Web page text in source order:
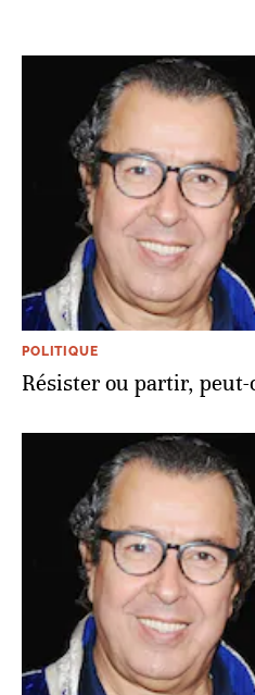
POLITIQUE
Résister ou partir,